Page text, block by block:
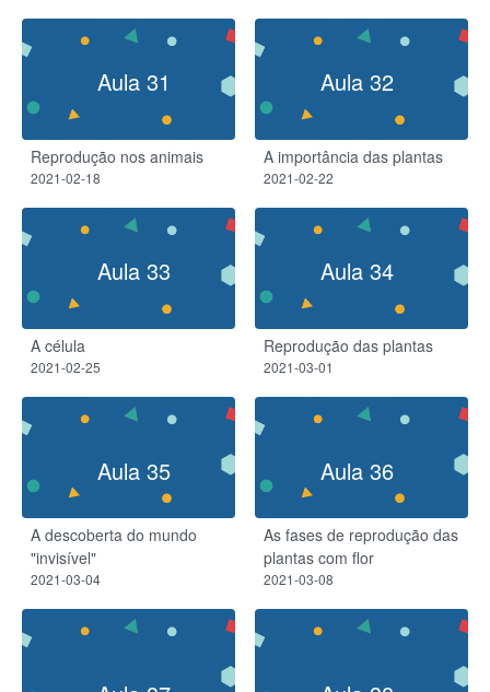
Aula 31
Reprodução nos animais
2021-02-18
Aula 32
A importância das plantas
2021-02-22
Aula 33
A célula
2021-02-25
Aula 34
Reprodução das plantas
2021-03-01
Aula 35
A descoberta do mundo
"invisível"
2021-03-04
Aula 36
As fases de reprodução das
plantas com flor
2021-03-08